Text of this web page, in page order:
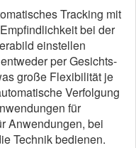
Tracking mit
bei der
einstellen
per Gesichts-
große Flexibilität je
Verfolgung
für
Anwendungen, bei
Technik bedienen.